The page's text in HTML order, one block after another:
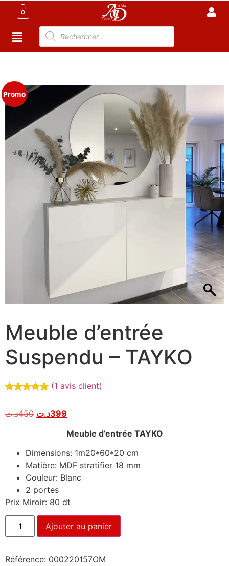
0
Promo
Meuble d’entrée
Suspendu – TAYKO
basé sur
(1 avis client)
450د.ت 399د.ت
Meuble d’entrée TAYKO
Dimensions: 1m20*60*20 cm
Matière: MDF stratifier 18 mm
Couleur: Blanc
2 portes
Prix Miroir: 80 dt
Ajouter au panier
Référence: 000220157OM